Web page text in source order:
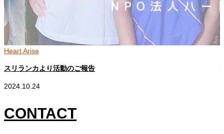
Heart Arise
スリランカより活動のご報告
2024.10.24
CONTACT